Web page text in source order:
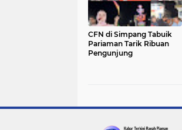
CFN di Simpang Tabuik
Pariaman Tarik Ribuan
Pengunjung